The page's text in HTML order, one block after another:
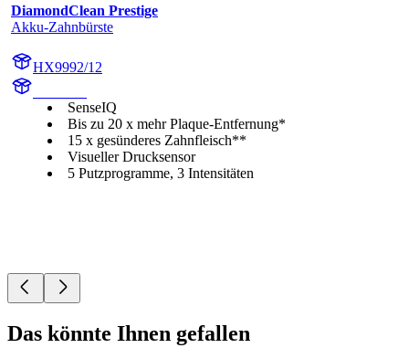
DiamondClean Prestige
Akku-Zahnbürste
HX9992/12
SenseIQ
Bis zu 20 x mehr Plaque-Entfernung*
15 x gesünderes Zahnfleisch**
Visueller Drucksensor
5 Putzprogramme, 3 Intensitäten
Das könnte Ihnen gefallen